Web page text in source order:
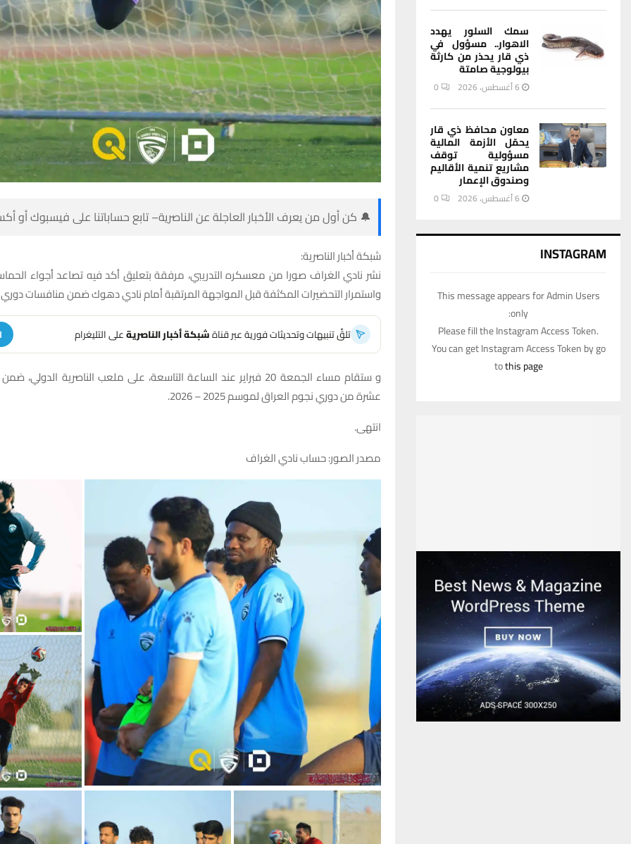
🔔 كن أول من يعرف الأخبار العاجلة عن الناصرية– تابع حساباتنا على فيسبوك أو
شبكة أخبار الناصرية:
نشر نادي الغراف صورا من معسكره التدريبي، مرفقة بتعليق أكد فيه تصاعد أجواء
واستمرار التحضيرات المكثفة قبل المواجهة المرتقبة أمام نادي دهوك ضمن منافسات
تلقَّ تنبيهات وتحديثات فورية عبر قناةشبكة أخبار الناصريةعلى التليغرام
و ستقام مساء الجمعة 20 فبراير عند الساعة التاسعة، على ملعب الناصرية
عشرة من دوري نجوم العراق لموسم 2025 – 2026.
انتهى.
مصدر الصور: حساب نادي الغراف
سمك السلور يهدد
الاهوار.. مسؤول في
ذي قار يحذر من كارثة
بيولوجية صامتة
6 أغسطس، 2026 0
معاون محافظ ذي قار
يحمّل الأزمة المالية
مسؤولية توقف
مشاريع تنمية الأقاليم
وصندوق الإعمار
6 أغسطس، 2026 0
INSTAGRAM
This message appears for Admin Users
only:
Please fill the Instagram Access Token.
You can get Instagram Access Token by go
tothis page